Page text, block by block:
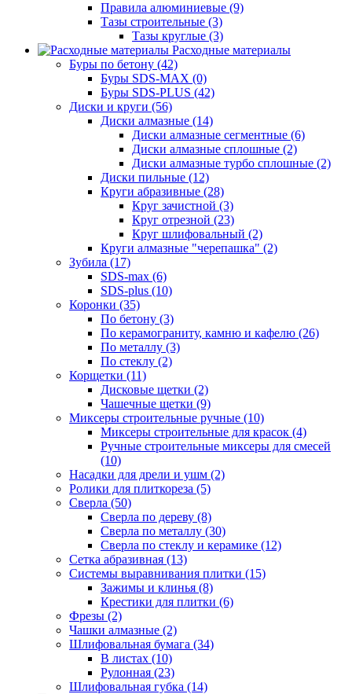
Правила алюминиевые (9)
Тазы строительные (3)
Тазы круглые (3)
Расходные материалы
Буры по бетону (42)
Буры SDS-MAX (0)
Буры SDS-PLUS (42)
Диски и круги (56)
Диски алмазные (14)
Диски алмазные сегментные (6)
Диски алмазные сплошные (2)
Диски алмазные турбо сплошные (2)
Диски пильные (12)
Круги абразивные (28)
Круг зачистной (3)
Круг отрезной (23)
Круг шлифовальный (2)
Круги алмазные "черепашка" (2)
Зубила (17)
SDS-max (6)
SDS-plus (10)
Коронки (35)
По бетону (3)
По керамограниту, камню и кафелю (26)
По металлу (3)
По стеклу (2)
Корщетки (11)
Дисковые щетки (2)
Чашечные щетки (9)
Миксеры строительные ручные (10)
Миксеры строительные для красок (4)
Ручные строительные миксеры для смесей
(10)
Насадки для дрели и ушм (2)
Ролики для плиткореза (5)
Сверла (50)
Сверла по дереву (8)
Сверла по металлу (30)
Сверла по стеклу и керамике (12)
Сетка абразивная (13)
Системы выравнивания плитки (15)
Зажимы и клинья (8)
Крестики для плитки (6)
Фрезы (2)
Чашки алмазные (2)
Шлифовальная бумага (34)
В листах (10)
Рулонная (23)
Шлифовальная губка (14)